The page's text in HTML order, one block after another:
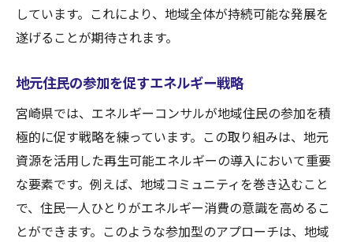
しています。これにより、地域全体が持続可能な発展を
遂げることが期待されます。
地元住民の参加を促すエネルギー戦略
宮崎県では、エネルギーコンサルが地域住民の参加を積
極的に促す戦略を練っています。この取り組みは、地元
資源を活用した再生可能エネルギーの導入において重要
な要素です。例えば、地域コミュニティを巻き込むこと
で、住民一人ひとりがエネルギー消費の意識を高めるこ
とができます。このような参加型のアプローチは、地域